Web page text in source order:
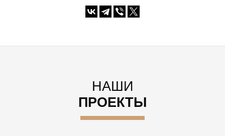
НАШИ
ПРОЕКТЫ